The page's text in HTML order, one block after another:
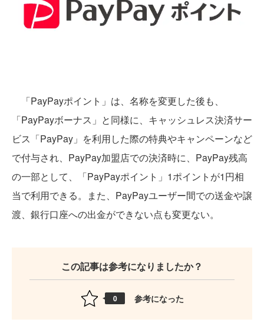
「PayPayポイント」は、名称を変更した後も、
「PayPayボーナス」と同様に、キャッシュレス決済サー
ビス「PayPay」を利用した際の特典やキャンペーンなど
で付与され、PayPay加盟店での決済時に、PayPay残高
の一部として、「PayPayポイント」1ポイントが1円相
当で利用できる。また、PayPayユーザー間での送金や譲
渡、銀行口座への出金ができない点も変更ない。
この記事は参考になりましたか？
0 参考になった